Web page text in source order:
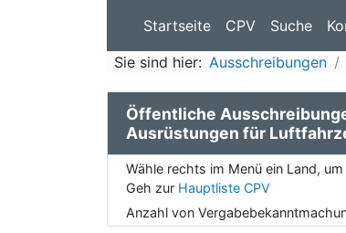
Startseite CPV Suche
Sie sind hier: Ausschreibungen
Öffentliche
Ausrüstungen für
Wähle rechts im Menü ein Land,
Geh zur Hauptliste CPV
Anzahl von